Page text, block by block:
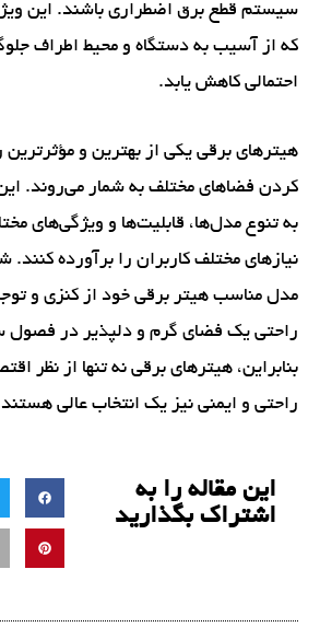
سیستم قطع برق اضطراری باشند. این
که از آسیب به دستگاه و محیط اطراف
احتمالی کاهش یابد.
هیترهای برقی یکی از بهترین و
کردن فضاهای مختلف به شمار می‌روند.
به تنوع مدل‌ها، قابلیت‌ها و ویژگی‌های
نیازهای مختلف کاربران را برآورده کنند.
مدل مناسب هیتر برقی خود از کنزی و
راحتی یک فضای گرم و دلپذیر در فصول
بنابراین، هیترهای برقی نه تنها از نظر
راحتی و ایمنی نیز یک انتخاب عالی
این مقاله را به
اشتراک بگذارید